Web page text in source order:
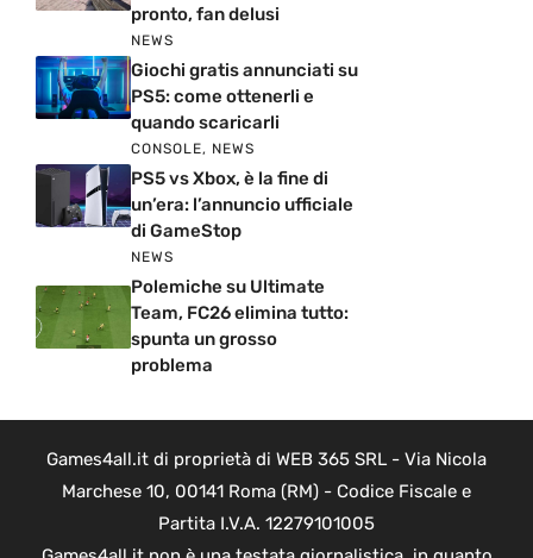
pronto, fan delusi
NEWS
Giochi gratis annunciati su
PS5: come ottenerli e
quando scaricarli
CONSOLE, NEWS
PS5 vs Xbox, è la fine di
un’era: l’annuncio ufficiale
di GameStop
NEWS
Polemiche su Ultimate
Team, FC26 elimina tutto:
spunta un grosso
problema
Games4all.it di proprietà di WEB 365 SRL - Via Nicola
Marchese 10, 00141 Roma (RM) - Codice Fiscale e
Partita I.V.A. 12279101005